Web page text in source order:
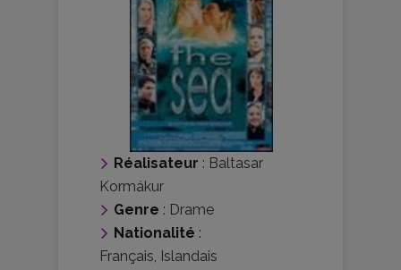
Réalisateur : Baltasar
Kormákur
Genre : Drame
Nationalité :
Français Islandais